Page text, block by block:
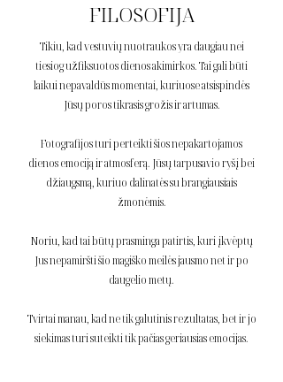
FILOSOFIJA
Tikiu, kad vestuvių nuotraukos yra daugiau nei
tiesiog užfiksuotos dienos akimirkos. Tai gali būti
laikui nepavaldūs momentai, kuriuose atsispindės
Jūsų poros tikrasis grožis ir artumas.
Fotografijos turi perteikti šios nepakartojamos
dienos emociją ir atmosferą. Jūsų tarpusavio ryšį bei
džiaugsmą, kuriuo dalinatės su brangiausiais
žmonėmis.
Noriu, kad tai būtų prasminga patirtis, kuri įkvėptų
Jus nepamiršti šio magiško meilės jausmo net ir po
daugelio metų.
Tvirtai manau, kad ne tik galutinis rezultatas, bet ir jo
siekimas turi suteikti tik pačias geriausias emocijas.